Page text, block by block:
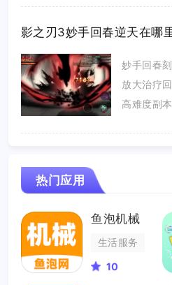
影之刃3妙手回春逆天在哪
妙手回春
放大治疗
高难度副
热门应用
鱼泡机械
生活服务
10